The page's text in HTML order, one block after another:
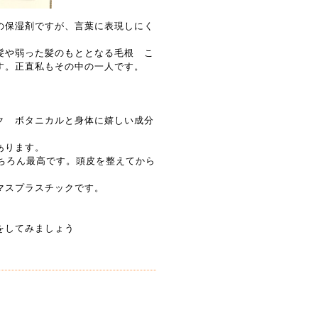
剤ですが、言葉に表現しにく
や弱った髪のもととなる毛根 こ
正直私もその中の一人です。
ボタニカルと身体に嬉しい成分
ます。
ん最高です。頭皮を整えてから
プラスチックです。
てみましょう